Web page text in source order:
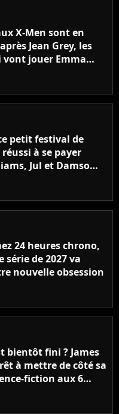
X-Men sont en
Jean Grey, les
vont jouer Emma
trouvés !
petit festival de
à se payer
Jul et Damso
24 heures chrono,
de 2027 va
nouvelle obsession
bientôt fini ? James
à mettre de côté sa
fiction aux 6